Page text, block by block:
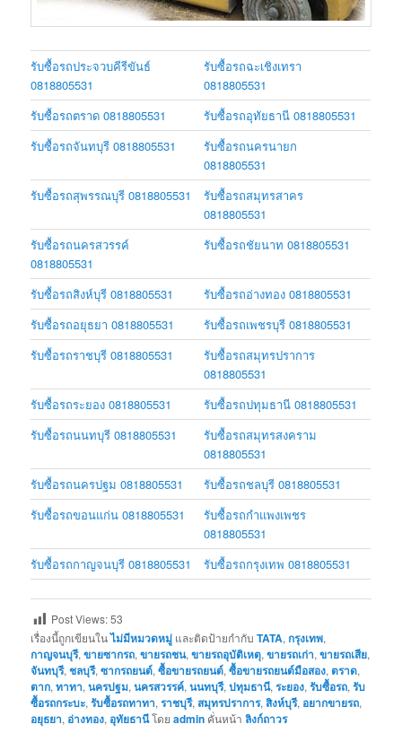
รับซื้อรถประจวบคีรีขันธ์
0818805531
รับซื้อรถฉะเชิงเทรา
0818805531
รับซื้อรถตราด 0818805531
รับซื้อรถอุทัยธานี 0818805531
รับซื้อรถจันทบุรี 0818805531
รับซื้อรถนครนายก
0818805531
รับซื้อรถสุพรรณบุรี 0818805531
รับซื้อรถสมุทรสาคร
0818805531
รับซื้อรถนครสวรรค์
0818805531
รับซื้อรถชัยนาท 0818805531
รับซื้อรถสิงห์บุรี 0818805531
รับซื้อรถอ่างทอง 0818805531
รับซื้อรถอยุธยา 0818805531
รับซื้อรถเพชรบุรี 0818805531
รับซื้อรถราชบุรี 0818805531
รับซื้อรถสมุทรปราการ
0818805531
รับซื้อรถระยอง 0818805531
รับซื้อรถปทุมธานี 0818805531
รับซื้อรถนนทบุรี 0818805531
รับซื้อรถสมุทรสงคราม
0818805531
รับซื้อรถนครปฐม 0818805531
รับซื้อรถชลบุรี 0818805531
รับซื้อรถขอนแก่น 0818805531
รับซื้อรถกำแพงเพชร
0818805531
รับซื้อรถกาญจนบุรี 0818805531
รับซื้อรถกรุงเทพ 0818805531
Post Views:53
เรื่องนี้ถูกเขียนในไม่มีหมวดหมู่ และติดป้ายกำกับTATA,กรุงเทพ,
กาญจนบุรี,ขายซากรถ,ขายรถชน,ขายรถอุบัติเหตุ,ขายรถเก่า,ขายรถเสีย,
จันทบุรี,ชลบุรี,ซากรถยนต์,ซื้อขายรถยนต์,ซื้อขายรถยนต์มือสอง,ตราด,
ตาก,ทาทา,นครปฐม,นครสวรรค์,นนทบุรี,ปทุมธานี,ระยอง,รับซื้อรถ,รับ
ซื้อรถกระบะ,รับซื้อรถทาทา,ราชบุรี, สมุทรปราการ,สิงห์บุรี, อยากขายรถ,
อยุธยา, อ่างทอง, อุทัยธานีโดยadmin คั่นหน้าลิงก์ถาวร